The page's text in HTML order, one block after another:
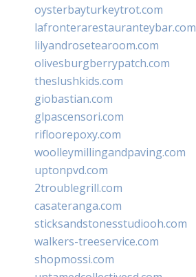
oysterbayturkeytrot.com
lafronterarestauranteybar.com
lilyandrosetearoom.com
olivesburgberrypatch.com
theslushkids.com
giobastian.com
glpascensori.com
rifloorepoxy.com
woolleymillingandpaving.com
uptonpvd.com
2troublegrill.com
casateranga.com
sticksandstonesstudiooh.com
walkers-treeservice.com
shopmossi.com